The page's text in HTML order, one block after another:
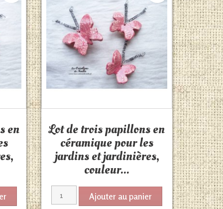
en Lot de trois papillons en
céramique pour les
jardins et jardinières,
couleur...
Ajouter au panier